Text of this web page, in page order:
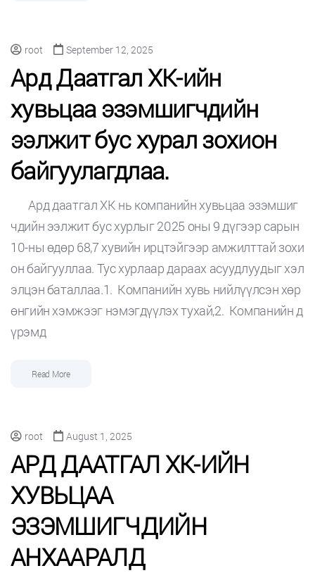
root September 12, 2025
Ард Даатгал ХК-ийн
хувьцаа эзэмшигчдийн
ээлжит бус хурал зохион
байгуулагдлаа.
Ард даатгал ХК нь компанийн хувьцаа эзэмшиг
чдийн ээлжит бус хурлыг 2025 оны 9 дүгээр сарын
10-ны өдөр 68,7 хувийн ирцтэйгээр амжилттай зохи
он байгууллаа. Тус хурлаар дараах асуудлуудыг хэл
элцэн баталлаа.1. Компанийн хувь нийлүүлсэн хөр
өнгийн хэмжээг нэмэгдүүлэх тухай,2. Компанийн д
үрэмд
Read More
root August 1, 2025
АРД ДААТГАЛ ХК-ИЙН
ХУВЬЦАА
ЭЗЭМШИГЧДИЙН
АНХААРАЛД